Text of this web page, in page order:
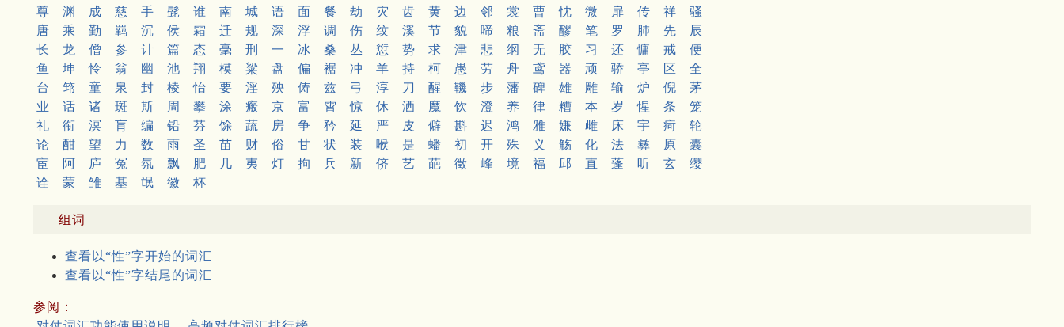
尊
渊 成 慈 手 髭 谁 南 城 语 面 餐 劫 灾 齿 黄 边 邻 裳 曹 忱 微 扉 传 祥
骚
唐
乘 勤 羁 沉 侯 霜 迁 规 深 浮 调 伤 纹 溪 节 貌 啼 粮 斋 醪 笔 罗 肺 先
辰
长
龙 僧 参 计 篇 态 毫 刑 一 冰 桑 丛 愆 势 求 津 悲 纲 无 胶 习 还 慵 戒
便
鱼
坤 怜 翁 幽 池 翔 模 粱 盘 偏 裾 冲 羊 持 柯 愚 劳 舟 鸢 器 顽 骄 亭 区
全
台
筇 童 泉 封 棱 怡 要 淫 殃 俦 兹 弓 淳 刀 醒 鞿 步 藩 碑 雄 雕 输 炉 倪
茅
业
话 诸 斑 斯 周 攀 涂 瘢 京 富 霄 惊 休 洒 魔 饮 澄 养 律 糟 本 岁 惺 条
笼
礼
衔 溟 肓 编 铅 芬 馀 蔬 房 争 矜 延 严 皮 僻 斟 迟 鸿 雅 嫌 雌 床 宇 疴
轮
论
酣 望 力 数 雨 圣 苗 财 俗 甘 状 装 喉 是 蟠 初 开 殊 义 觞 化 法 彝 原
囊
宦
阿 庐 冤 氛 飘 肥 几 夷 灯 拘 兵 新 侪 艺 葩 徵 峰 境 福 邱 直 蓬 听 玄
缨
诠
蒙 雏 基 氓 徽 杯
组词
查看以“性”字开始的词汇
查看以“性”字结尾的词汇
参阅：